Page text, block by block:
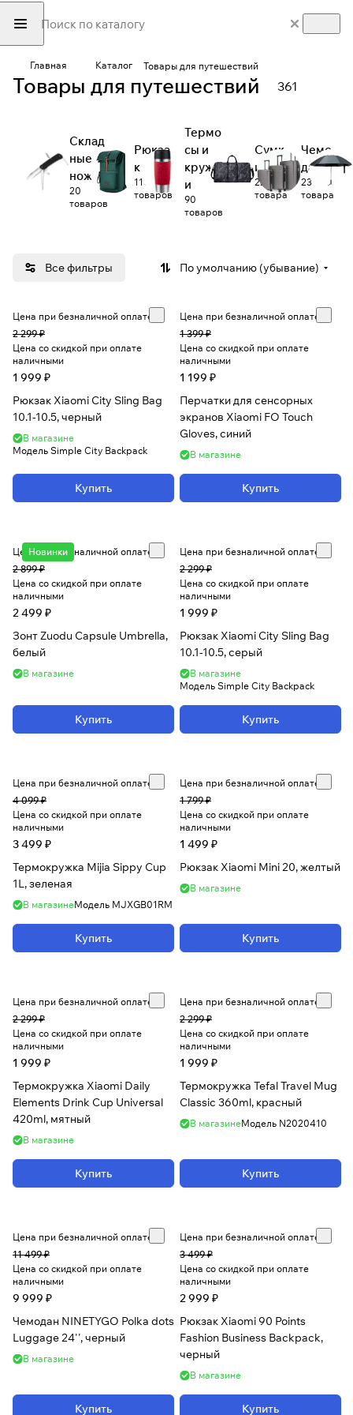
Главная Каталог Товары для путешествий
Товары для путешествий 361
Склад
ные
ножи
20
товаров
Рюкза
ки
110
товаров
Термо
сы и
кружк
и
90
товаров
Сумк
и
22
товара
Чемо
даны
23
товара
Все фильтры По умолчанию (убывание)
Цена при безналичной оплате
2 299 ₽
Цена со скидкой при оплате
наличными
1 999 ₽
Рюкзак Xiaomi City Sling Bag
10.1-10.5, черный
В магазине
Модель Simple City Backpack
Купить
Цена при безналичной оплате
1 399 ₽
Цена со скидкой при оплате
наличными
1 199 ₽
Перчатки для сенсорных
экранов Xiaomi FO Touch
Gloves, синий
В магазине
Купить
Новинки
Цена при безналичной оплате
2 899 ₽
Цена со скидкой при оплате
наличными
2 499 ₽
Зонт Zuodu Capsule Umbrella,
белый
В магазине
Купить
Цена при безналичной оплате
2 299 ₽
Цена со скидкой при оплате
наличными
1 999 ₽
Рюкзак Xiaomi City Sling Bag
10.1-10.5, серый
В магазине
Модель Simple City Backpack
Купить
Цена при безналичной оплате
4 099 ₽
Цена со скидкой при оплате
наличными
3 499 ₽
Термокружка Mijia Sippy Cup
1L, зеленая
В магазинеМодель MJXGB01RM
Купить
Цена при безналичной оплате
1 799 ₽
Цена со скидкой при оплате
наличными
1 499 ₽
Рюкзак Xiaomi Mini 20, желтый
В магазине
Купить
Цена при безналичной оплате
2 299 ₽
Цена со скидкой при оплате
наличными
1 999 ₽
Термокружка Xiaomi Daily
Elements Drink Cup Universal
420ml, мятный
В магазине
Купить
Цена при безналичной оплате
2 299 ₽
Цена со скидкой при оплате
наличными
1 999 ₽
Термокружка Tefal Travel Mug
Classic 360ml, красный
В магазинеМодель N2020410
Купить
Цена при безналичной оплате
11 499 ₽
Цена со скидкой при оплате
наличными
9 999 ₽
Чемодан NINETYGO Polka dots
Luggage 24'', черный
В магазине
Купить
Цена при безналичной оплате
3 499 ₽
Цена со скидкой при оплате
наличными
2 999 ₽
Рюкзак Xiaomi 90 Points
Fashion Business Backpack,
черный
В магазине
Купить